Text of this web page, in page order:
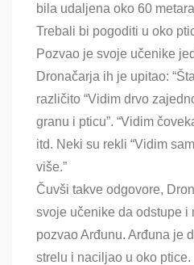
bila udaljena oko 60
Trebali bi pogoditi u oko
Pozvao je svoje učenike
Dronačarja ih je upitao:
različito “Vidim drvo
granu i pticu”. “Vidim
itd. Neki su rekli “Vidim
više.”
Čuvši takve odgovore,
svoje učenike da odstupe i
pozvao Arđunu. Arđuna je
strelu i naciljao u oko ptice.